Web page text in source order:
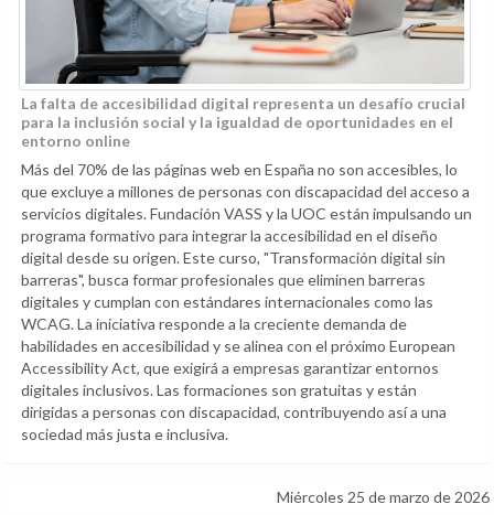
La falta de accesibilidad digital representa un desafío crucial
para la inclusión social y la igualdad de oportunidades en el
entorno online
Más del 70% de las páginas web en España no son accesibles, lo
que excluye a millones de personas con discapacidad del acceso a
servicios digitales. Fundación VASS y la UOC están impulsando un
programa formativo para integrar la accesibilidad en el diseño
digital desde su origen. Este curso, "Transformación digital sin
barreras", busca formar profesionales que eliminen barreras
digitales y cumplan con estándares internacionales como las
WCAG. La iniciativa responde a la creciente demanda de
habilidades en accesibilidad y se alinea con el próximo European
Accessibility Act, que exigirá a empresas garantizar entornos
digitales inclusivos. Las formaciones son gratuitas y están
dirigidas a personas con discapacidad, contribuyendo así a una
sociedad más justa e inclusiva.
Miércoles 25 de marzo de 2026